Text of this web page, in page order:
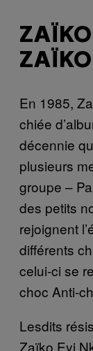
ZAÏKO
En 1985,
chiée
décennie
plusieurs
groupe –
des petits
rejoignent
différents
celui-ci se
choc Anti-
Lesdits
Zaïko Eyi